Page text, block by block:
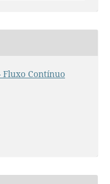
Fluxo Contínuo